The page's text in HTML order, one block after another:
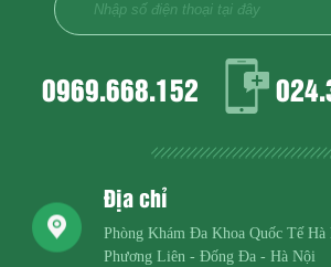
0969.668.152
Địa chỉ
Phòng Khám Đa Khoa Quốc Tế Hà
Phương Liên - Đống Đa - Hà Nội